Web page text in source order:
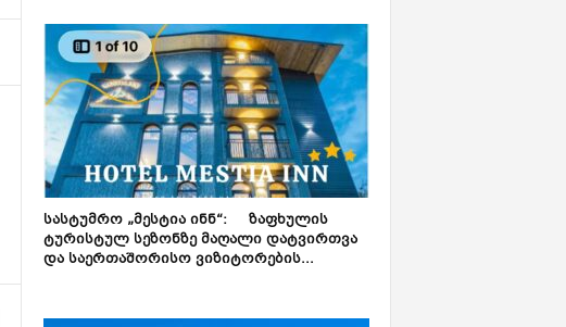
სასტუმრო „მესტია ინნ“: ზაფხულის
ტურისტულ სეზონზე მაღალი დატვირთვა
და საერთაშორისო ვიზიტორების...